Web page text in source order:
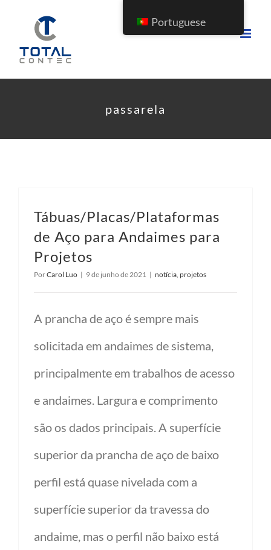
passarela
Tábuas/Placas/Plataformas
de Aço para Andaimes para
Projetos
PorCarol Luo | 9 de junho de 2021 | notícia, projetos
A prancha de aço é sempre mais
solicitada em andaimes de sistema,
principalmente em trabalhos de acesso
e andaimes. Largura e comprimento
são os dados principais. A superfície
superior da prancha de aço de baixo
perfil está quase nivelada com a
superfície superior da travessa do
andaime, mas o perfil não baixo está
Portuguese